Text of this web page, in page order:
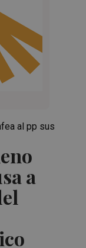
a
al pp sus